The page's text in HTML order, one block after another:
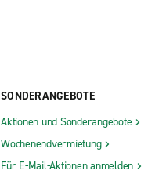
SONDERANGEBOTE
Aktionen und Sonderangebote
Wochenendvermietung
Für E-Mail-Aktionen anmelden